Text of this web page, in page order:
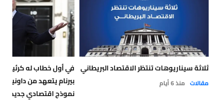
ثلاثة سيناريوهات تنتظر الاقتصاد البريطاني
مقالات منذ 6 أيام
في أول خطاب له كرئيس
بيرنام يتعهد من
نموذج اقتصادي جديد